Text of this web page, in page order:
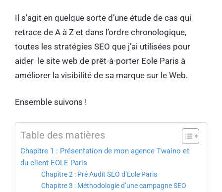
Il s’agit en quelque sorte d’une étude de cas qui
retrace de A à Z et dans l’ordre chronologique,
toutes les stratégies SEO que j’ai utilisées pour
aider le site web de prêt-à-porter Eole Paris à
améliorer la visibilité de sa marque sur le Web.
Ensemble suivons !
Table des matières
Chapitre 1 : Présentation de mon agence Twaino et
du client EOLE Paris
Chapitre 2 : Pré Audit SEO d’Eole Paris
Chapitre 3 : Méthodologie d’une campagne SEO